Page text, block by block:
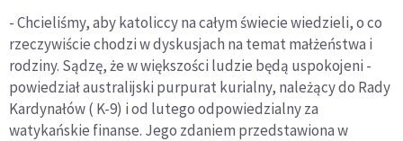
- Chcieliśmy, aby katoliccy na całym świecie wiedzieli, o co
rzeczywiście chodzi w dyskusjach na temat małżeństwa i
rodziny. Sądzę, że w większości ludzie będą uspokojeni -
powiedział australijski purpurat kurialny, należący do Rady
Kardynałów ( K-9) i od lutego odpowiedzialny za
watykańskie finanse. Jego zdaniem przedstawiona w